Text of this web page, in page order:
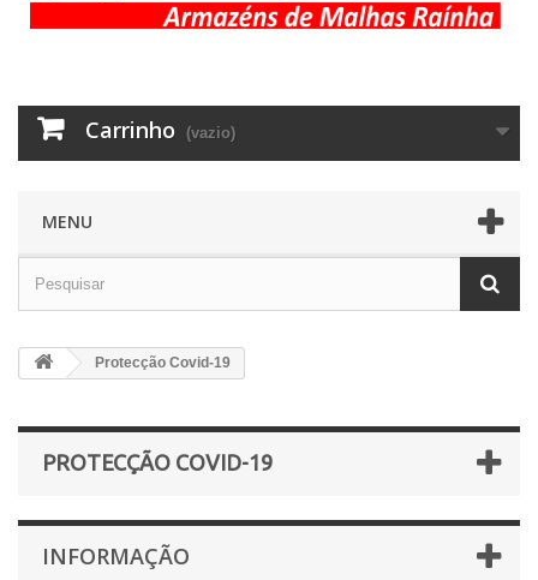
Carrinho (vazio)
MENU
Protecção Covid-19
PROTECÇÃO COVID-19
INFORMAÇÃO